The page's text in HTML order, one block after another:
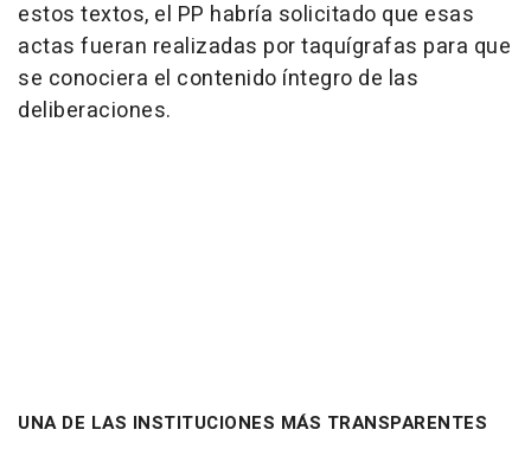
estos textos, el PP habría solicitado que esas
actas fueran realizadas por taquígrafas para que
se conociera el contenido íntegro de las
deliberaciones.
UNA DE LAS INSTITUCIONES MÁS TRANSPARENTES